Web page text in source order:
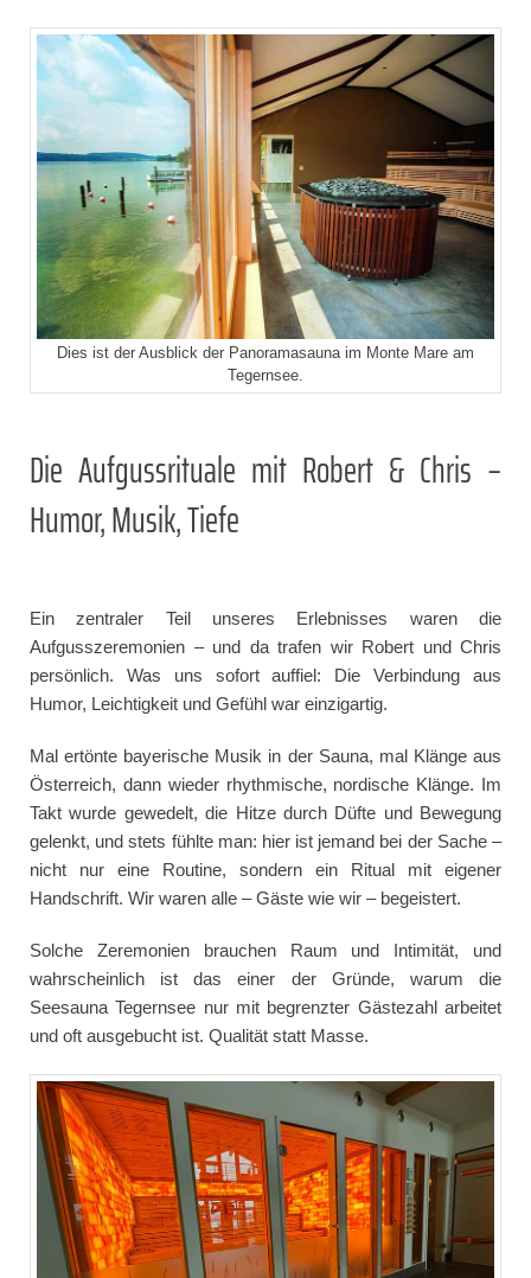
Dies ist der Ausblick der Panoramasauna im Monte Mare am
Tegernsee.
Die Aufgussrituale mit Robert & Chris –
Humor, Musik, Tiefe
Ein zentraler Teil unseres Erlebnisses waren die
Aufgusszeremonien – und da trafen wir Robert und Chris
persönlich. Was uns sofort auffiel: Die Verbindung aus
Humor, Leichtigkeit und Gefühl war einzigartig.
Mal ertönte bayerische Musik in der Sauna, mal Klänge aus
Österreich, dann wieder rhythmische, nordische Klänge. Im
Takt wurde gewedelt, die Hitze durch Düfte und Bewegung
gelenkt, und stets fühlte man: hier ist jemand bei der Sache –
nicht nur eine Routine, sondern ein Ritual mit eigener
Handschrift. Wir waren alle – Gäste wie wir – begeistert.
Solche Zeremonien brauchen Raum und Intimität, und
wahrscheinlich ist das einer der Gründe, warum die
Seesauna Tegernsee nur mit begrenzter Gästezahl arbeitet
und oft ausgebucht ist. Qualität statt Masse.